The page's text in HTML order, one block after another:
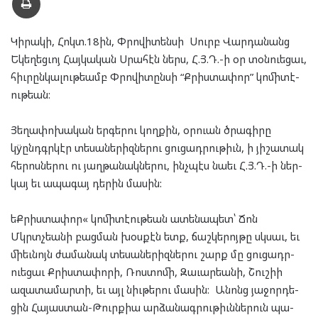
Կի­րա­կի, Հոկ­տ.18ին, Փրո­վի­տեն­սի Սուրբ Վար­դա­նանց
Եկե­ղեց­ւոյ Հայ­կա­կան Սրա­հէն ներս, Հ.Յ.Դ.-ի օր տօն­ուե­ցաւ,
հիւ­րըն­կա­լու­թեամբ Փրո­վի­տըն­սի “Քրիս­տա­փոր” կո­մի­տէ­
ու­թեան:
Յե­ղա­փո­խա­կան եր­գե­րու կող­քին, օր­ուան ծրա­գի­րը
կÿընդգր­կէր տե­սա­նե­րիզ­նե­րու ցու­ցադ­րու­թիւն, ի յի­շա­տակ
հե­րոս­նե­րու ու յաղ­թա­նակ­նե­րու, ինչ­պէս նա­եւ Հ.Յ.Դ.-ի ներ­
կայ եւ ապա­գայ դե­րին մա­սին:
եՔրիս­տա­փոր« կո­մի­տէ­ու­թեան ատե­նա­պետ՝ Ճոն
Մկրտչեա­նի բաց­ման խօս­քէն ետք, ճաշ­կե­րոյ­թը սկսաւ, եւ
մի­եւ­նոյն ժա­մա­նակ տե­սա­նե­րիզ­նե­րու շարք մը ցու­ցադր­
ուե­ցաւ Քրիս­տա­փո­րի, Ռոս­տո­մի, Զա­ւար­եա­նի, Շուշիի
ազա­տա­մար­տի, եւ այլ նիւ­թե­րու մա­սին: Անոնց յա­ջոր­դե­
ցին Հա­յաս­տան-Թուրք­իա ար­ձա­նագ­րու­թիւն­նե­րուն պա­